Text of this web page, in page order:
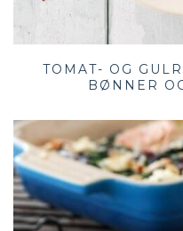
TOMAT- OG
BØNNER